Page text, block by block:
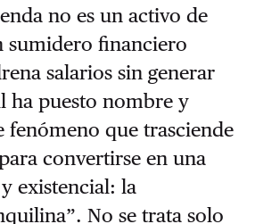
no es un activo de
sumidero financiero
salarios sin generar
ha puesto nombre y
fenómeno que trasciende
convertirse en una
existencial: la
No se trata solo